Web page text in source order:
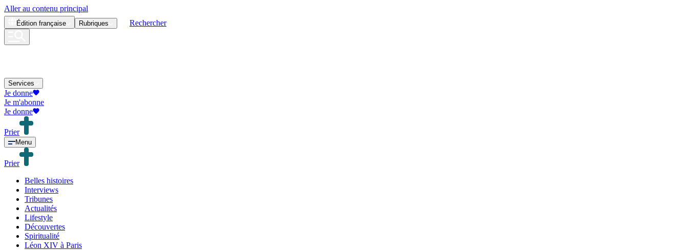
Aller au contenu principal
Édition française Rubriques Rechercher
Services
Je donne
Je m'abonne
Je donne
Prier
Menu
Prier
Belles histoires
Interviews
Tribunes
Actualités
Lifestyle
Découvertes
Spiritualité
Léon XIV à Paris